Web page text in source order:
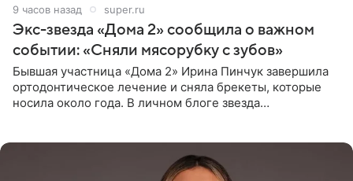
9 часов назад super.ru
Экс-звезда «Дома 2» сообщила о важном
событии: «Сняли мясорубку с зубов»
Бывшая участница «Дома 2» Ирина Пинчук завершила
ортодонтическое лечение и сняла брекеты, которые
носила около года. В личном блоге звезда